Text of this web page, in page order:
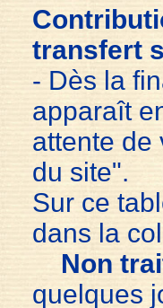
transfert
- Dès la
apparaît
attente de
du site".
Sur ce
dans la
Non
quelques